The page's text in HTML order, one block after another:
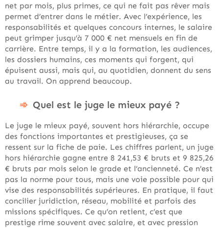
net par mois, plus primes, ce qui ne fait pas rêver mais
permet d’entrer dans le métier. Avec l’expérience, les
responsabilités et quelques concours internes, le salaire
peut grimper jusqu’à 7 000 € net mensuels en fin de
carrière. Entre temps, il y a la formation, les audiences,
les dossiers humains, ces moments qui forgent, qui
épuisent aussi, mais qui, au quotidien, donnent du sens
au travail. On apprend beaucoup.
Quel est le juge le mieux payé ?
Le juge le mieux payé, souvent hors hiérarchie, occupe
des fonctions importantes et prestigieuses, ça se
ressent sur la fiche de paie. Les chiffres parlent, un juge
hors hiérarchie gagne entre 8 241,53 € bruts et 9 825,26
€ bruts par mois selon le grade et l’ancienneté. Ce n’est
pas la norme pour tous, mais une voie possible pour qui
vise des responsabilités supérieures. En pratique, il faut
concilier juridiction, réseau, mobilité et parfois des
missions spécifiques. Ce qu’on retient, c’est que
prestige rime souvent avec salaire, et avec pression